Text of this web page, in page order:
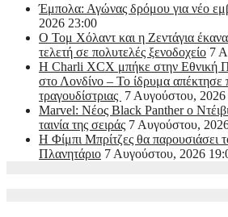
Έμπολα: Αγώνας δρόμου για νέο
2026 23:00
O Τομ Χόλαντ και η Ζεντάγια
τελετή σε πολυτελές ξενοδοχείο 7
Η Charli XCX μπήκε στην Εθνική
στο Λονδίνο – Το ίδρυμα απέκτησε
τραγουδίστριας 7 Αυγούστου,
Marvel: Νέος Black Panther ο
ταινία της σειράς 7 Αυγούστου,
Η Φίμπι Μπρίτζες θα παρουσιάσει
Πλανητάριο 7 Αυγούστου, 2026